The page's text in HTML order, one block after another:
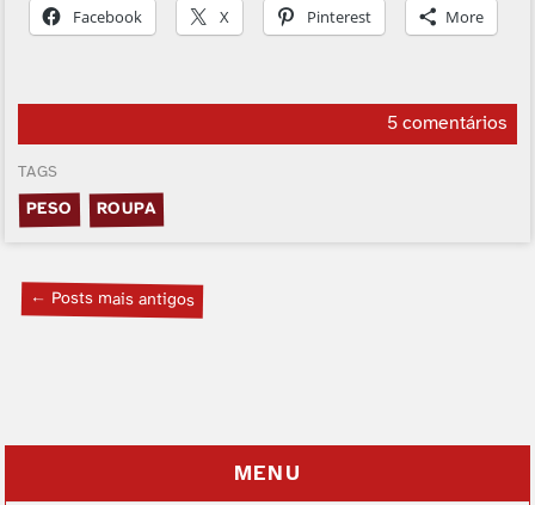
Facebook X Pinterest More
5 comentários
TAGS
PESO ROUPA
← Posts mais antigos
MENU